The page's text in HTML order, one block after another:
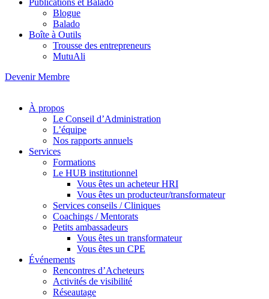
Publications et Balado
Blogue
Balado
Boîte à Outils
Trousse des entrepreneurs
MutuAli
Devenir Membre
À propos
Le Conseil d’Administration
L’équipe
Nos rapports annuels
Services
Formations
Le HUB institutionnel
Vous êtes un acheteur HRI
Vous êtes un producteur/transformateur
Services conseils / Cliniques
Coachings / Mentorats
Petits ambassadeurs
Vous êtes un transformateur
Vous êtes un CPE
Événements
Rencontres d’Acheteurs
Activités de visibilité
Réseautage